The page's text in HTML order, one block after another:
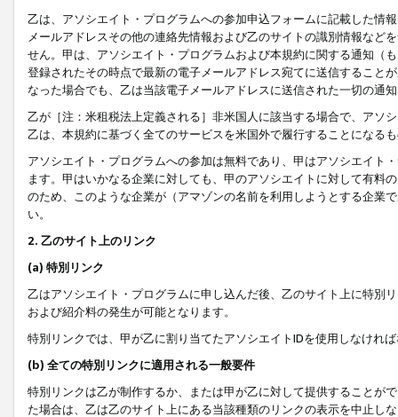
乙は、アソシエイト・プログラムへの参加申込フォームに記載した情
メールアドレスその他の連絡先情報および乙のサイトの識別情報など
せん。甲は、アソシエイト・プログラムおよび本規約に関する通知（
登録されたその時点で最新の電子メールアドレス宛てに送信すること
なった場合でも、乙は当該電子メールアドレスに送信された一切の通
乙が［注：米租税法上定義される］非米国人に該当する場合で、アソ
乙は、本規約に基づく全てのサービスを米国外で履行することになる
アソシエイト・プログラムへの参加は無料であり、甲はアソシエイト
ます。甲はいかなる企業に対しても、甲のアソシエイトに対して有料
のため、このような企業が（アマゾンの名前を利用しようとする企業
い。
2. 乙のサイト上のリンク
(a) 特別リンク
乙はアソシエイト・プログラムに申し込んだ後、乙のサイト上に特別
および紹介料の発生が可能となります。
特別リンクでは、甲が乙に割り当てたアソシエイトIDを使用しなけれ
(b) 全ての特別リンクに適用される一般要件
特別リンクは乙が制作するか、または甲が乙に対して提供することが
た場合は、乙は乙のサイト上にある当該種類のリンクの表示を中止し